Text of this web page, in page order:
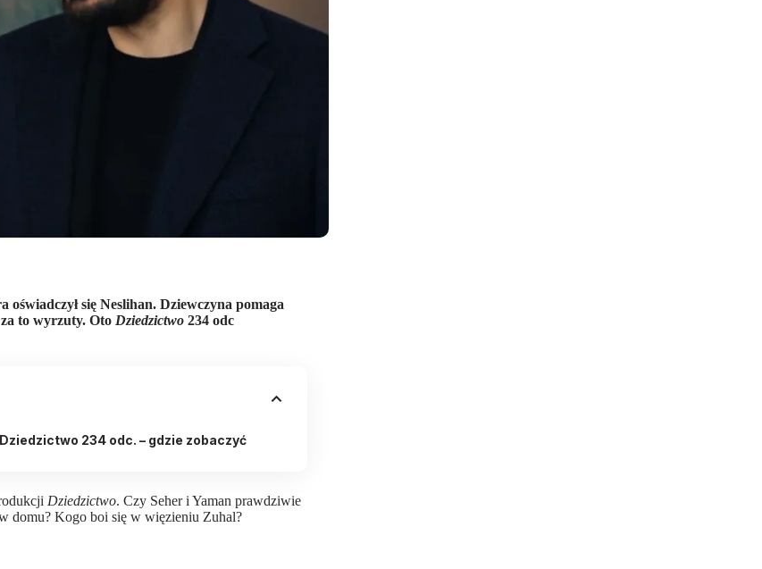
oświadczył się Neslihan. Dziewczyna pomaga
za to wyrzuty.Oto Dziedzictwo 234 odc
Dziedzictwo 234 odc. – gdzie zobaczyć
Dziedzictwo. Czy Seher i Yaman prawdziwie
domu? Kogo boi się w więzieniu Zuhal?